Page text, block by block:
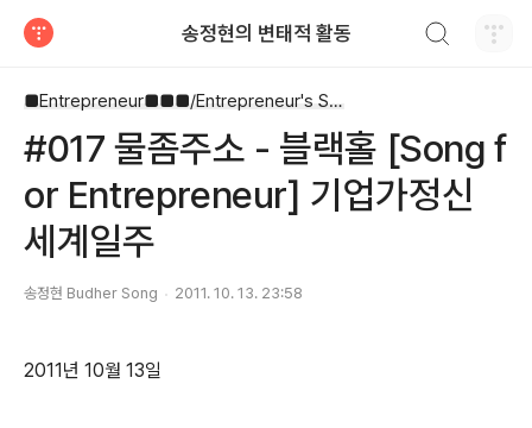
송정현의 변태적 활동
■Entrepreneur■■■/Entrepreneur's Song
#017 물좀주소 - 블랙홀 [Song f
or Entrepreneur] 기업가정신
세계일주
송정현 Budher Song 2011. 10. 13. 23:58
2011년 10월 13일